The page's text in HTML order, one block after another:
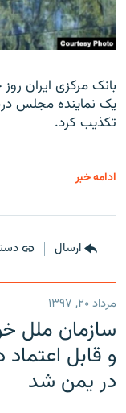
بانک مرکزی ایران
تکذیب کرد.
ادامه خبر
ارسال
مرداد ۲۰, ۱۳۹۷
سازمان ملل
و قابل
در یمن شد